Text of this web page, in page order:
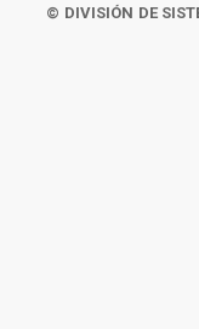
© DIVISIÓN DE